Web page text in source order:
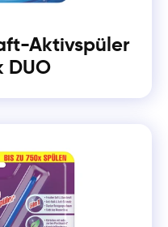
Aktivspüler
DUO